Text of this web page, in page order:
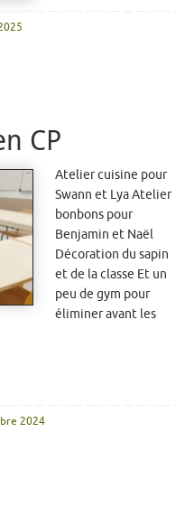
CP
Atelier cuisine pour
Swann et Lya Atelier
bonbons pour
Benjamin et Naël
Décoration du sapin
et de la classe Et un
peu de gym pour
éliminer avant les
2024